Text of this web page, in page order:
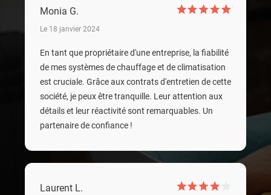
Monia G.
Le 18 janvier 2024
En tant que propriétaire d'une entreprise, la fiabilité
de mes systèmes de chauffage et de climatisation
est cruciale. Grâce aux contrats d'entretien de cette
société, je peux être tranquille. Leur attention aux
détails et leur réactivité sont remarquables. Un
partenaire de confiance !
Laurent L.